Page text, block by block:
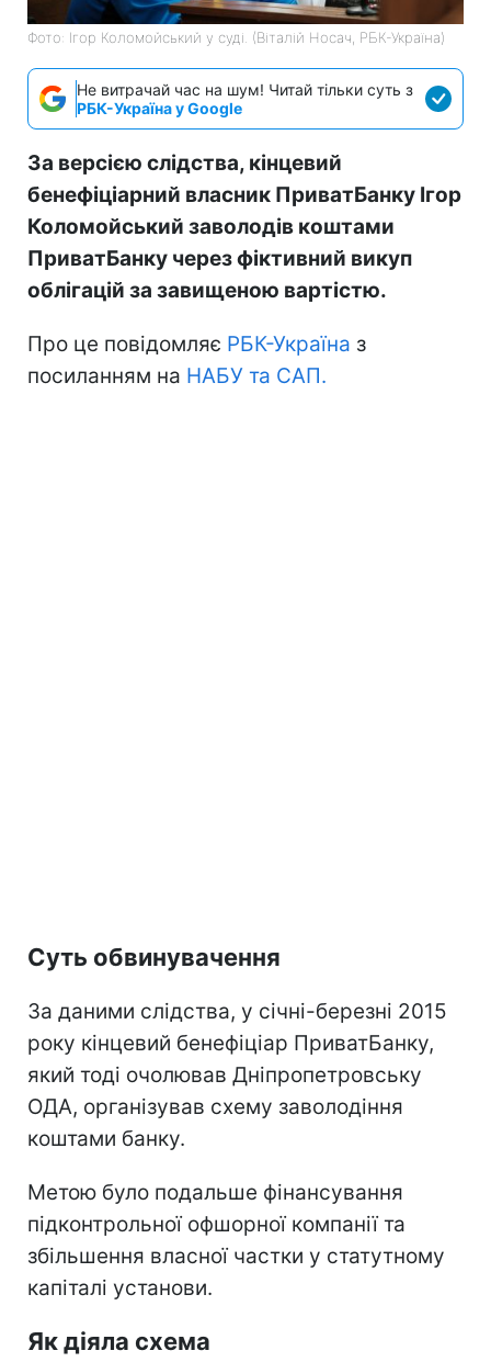
Фото: Ігор Коломойський у суді. (Віталій Носач, РБК-Україна)
Не витрачай час на шум! Читай тільки суть з
РБК-Україна у Google
За версією слідства, кінцевий
бенефіціарний власник ПриватБанку Ігор
Коломойський заволодів коштами
ПриватБанку через фіктивний викуп
облігацій за завищеною вартістю.
Про це повідомляє РБК-Україна з
посиланням на НАБУ та САП.
Суть обвинувачення
За даними слідства, у січні-березні 2015
року кінцевий бенефіціар ПриватБанку,
який тоді очолював Дніпропетровську
ОДА, організував схему заволодіння
коштами банку.
Метою було подальше фінансування
підконтрольної офшорної компанії та
збільшення власної частки у статутному
капіталі установи.
Як діяла схема